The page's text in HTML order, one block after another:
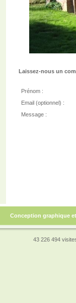
Laissez-nous un
Prénom :
Email (optionnel) :
Message :
Conception graphique
43 226 494